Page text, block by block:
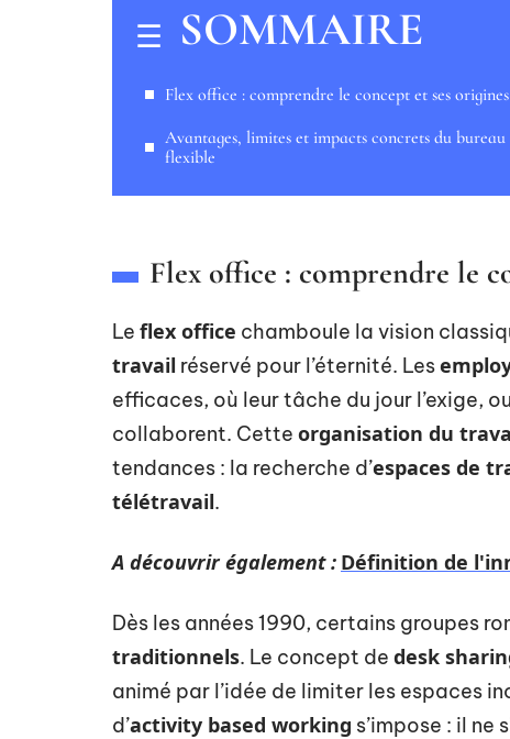
SOMMAIRE
Flex office : comprendre le concept et ses origines
Avantages, limites et impacts concrets du bureau
flexible
Flex office : comprendre le
Le flex office chamboule la vision
travail réservé pour l’éternité. Les
efficaces, où leur tâche du jour l’exige,
collaborent. Cette organisation du
tendances : la recherche d’espaces de
télétravail.
A découvrir également : Définition de
Dès les années 1990, certains groupes
traditionnels. Le concept de desk
animé par l’idée de limiter les espaces
d’activity based working s’impose : il ne